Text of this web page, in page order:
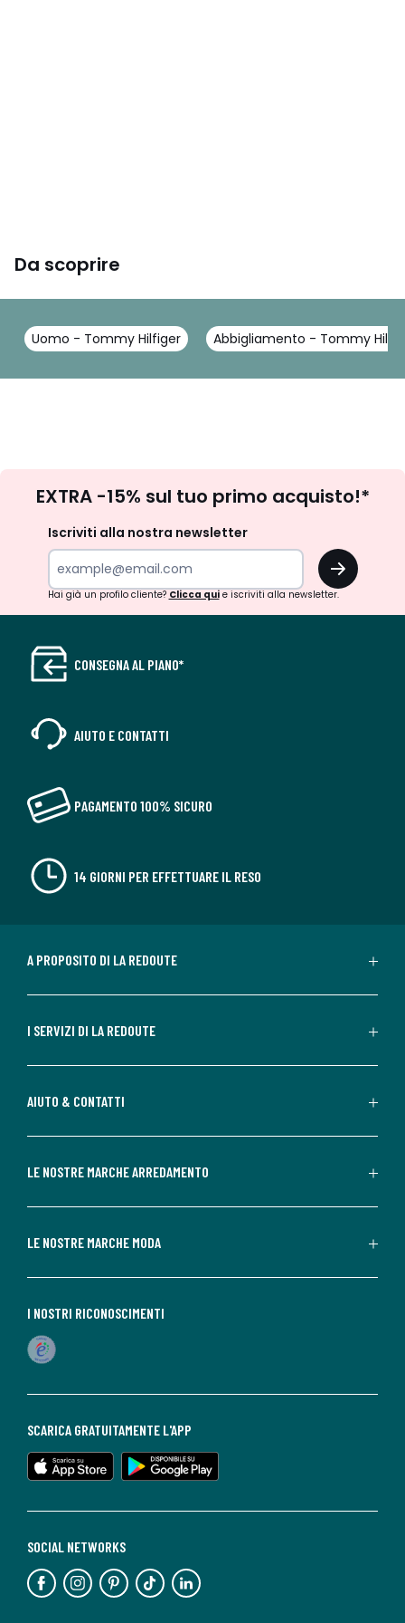
Da scoprire
Uomo - Tommy Hilfiger Abbigliamento - Tommy
newsletter
EXTRA -15% sul tuo primo acquisto!*
Iscriviti alla nostra newsletter
OK
Hai già un profilo cliente? Clicca quie iscriviti alla newsletter.
CONSEGNA AL PIANO*
AIUTO E CONTATTI
PAGAMENTO 100% SICURO
14 GIORNI PER EFFETTUARE IL RESO
A PROPOSITO DI LA REDOUTE
I SERVIZI DI LA REDOUTE
AIUTO & CONTATTI
LE NOSTRE MARCHE ARREDAMENTO
LE NOSTRE MARCHE MODA
SOCIAL NETWORKS
SCARICA GRATUITAMENTE L'APP
I NOSTRI RICONOSCIMENTI